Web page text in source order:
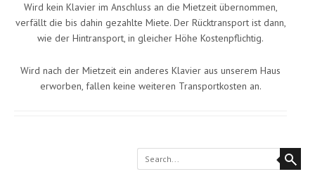
Wird kein Klavier im Anschluss an die Mietzeit übernommen,
verfällt die bis dahin gezahlte Miete. Der Rücktransport ist dann,
wie der Hintransport, in gleicher Höhe Kostenpflichtig.
Wird nach der Mietzeit ein anderes Klavier aus unserem Haus
erworben, fallen keine weiteren Transportkosten an.
Search